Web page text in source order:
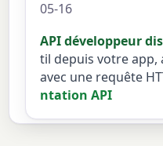
05-16
API développeur
til depuis votre
avec une requête
ntation API